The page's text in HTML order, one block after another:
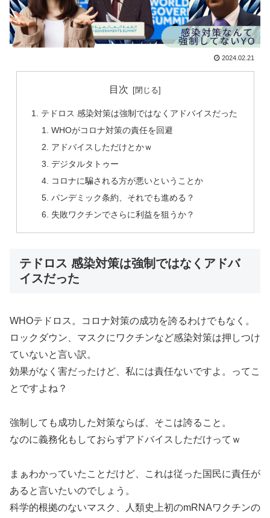
2024.02.21
目次
テドロス 感染対策は強制ではなくアドバイスだった
WHOがコロナ対策の責任を回避
アドバイスしただけとかｗ
デジタルタトゥー
コロナに騙される方が悪いということか
パンデミック条約、それでも進める？
失敗ワクチンでさらに利益を狙うか？
テドロス 感染対策は強制ではなくアドバ
イスだった
WHOテドロス。コロナ対策の成功を誇るわけでもなく。
ロックダウン、マスクにワクチンなど感染対策は押しつけ
ていないと言い訳。
効果がなく害だったけど、私には責任ないですよ。ってこ
とですよね？
強制しても成功した対策ならば、そこは誇ること。
なのに義務化もしておらずアドバイスしただけってｗ
まぁわかっていたことだけど、これは従った国民に責任が
あると言いたいのでしょう。
科学的根拠のないマスク、人類史上初のmRNAワクチンの